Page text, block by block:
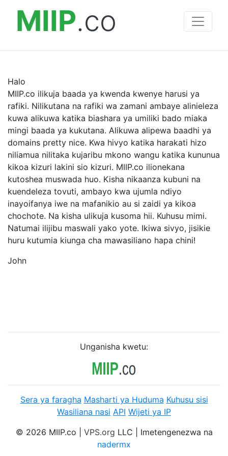
MIIP.co
Halo
MIIP.co ilikuja baada ya kwenda kwenye harusi ya
rafiki. Nilikutana na rafiki wa zamani ambaye alinieleza
kuwa alikuwa katika biashara ya umiliki bado miaka
mingi baada ya kukutana. Alikuwa alipewa baadhi ya
domains pretty nice. Kwa hivyo katika harakati hizo
niliamua nilitaka kujaribu mkono wangu katika kununua
kikoa kizuri lakini sio kizuri. MIIP.co ilionekana
kutoshea muswada huo. Kisha nikaanza kubuni na
kuendeleza tovuti, ambayo kwa ujumla ndiyo
inayoifanya iwe na mafanikio au si zaidi ya kikoa
chochote. Na kisha ulikuja kusoma hii. Kuhusu mimi.
Natumai ilijibu maswali yako yote. Ikiwa sivyo, jisikie
huru kutumia kiunga cha mawasiliano hapa chini!
John
Unganisha kwetu:
Sera ya faragha Masharti ya Huduma Kuhusu sisi
Wasiliana nasi API Wijeti ya IP
© 2026 MIIP.co | VPS.org LLC | Imetengenezwa na
nadermx